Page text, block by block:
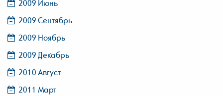
2009 Июнь
2009 Сентябрь
2009 Ноябрь
2009 Декабрь
2010 Август
2011 Март